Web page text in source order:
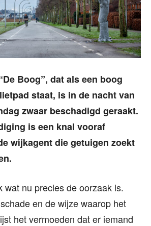
Boog”, dat als een boog
staat, is in de nacht van
zwaar beschadigd geraakt.
is een knal vooraf
wijkagent die getuigen zoekt
wat nu precies de oorzaak is.
en de wijze waarop het
het vermoeden dat er iemand